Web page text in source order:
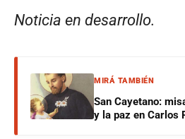
Noticia en desarrollo.
MIRÁ TAMBIÉN
San Cayetano:
y la paz en Carlos